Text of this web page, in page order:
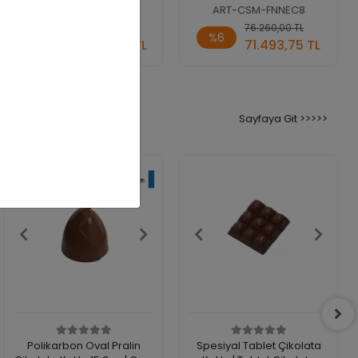
76.260,00 TL
ART-CSM-FNNEC8
%6
76.260,00 TL
71.493,75 TL
Stokta
Sayfaya Git >>>>>
Polikarbon Oval Pralin
Spesiyal Tablet Çikolata